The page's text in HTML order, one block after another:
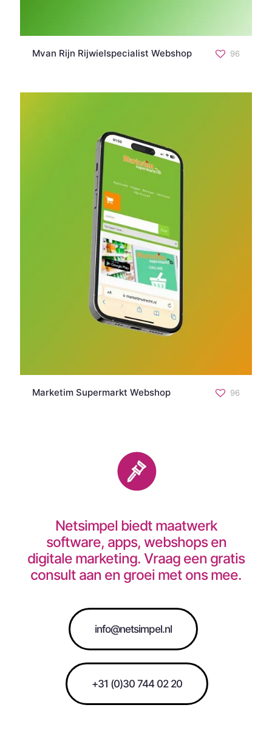
Mvan Rijn Rijwielspecialist Webshop 96
Marketim Supermarkt Webshop 96
Netsimpel biedt maatwerk
software, apps, webshops en
digitale marketing. Vraag een gratis
consult aan en groei met ons mee.
info@netsimpel.nl
+31 (0)30 744 02 20